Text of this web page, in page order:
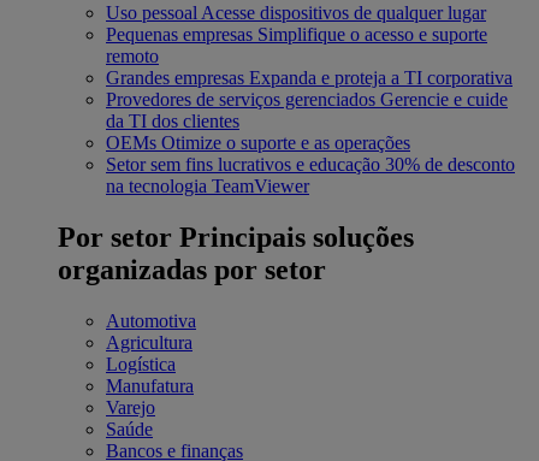
Uso pessoal Acesse dispositivos de qualquer lugar
Pequenas empresas Simplifique o acesso e suporte
remoto
Grandes empresas Expanda e proteja a TI corporativa
Provedores de serviços gerenciados Gerencie e cuide
da TI dos clientes
OEMs Otimize o suporte e as operações
Setor sem fins lucrativos e educação 30% de desconto
na tecnologia TeamViewer
Por setor Principais soluções
organizadas por setor
Automotiva
Agricultura
Logística
Manufatura
Varejo
Saúde
Bancos e finanças